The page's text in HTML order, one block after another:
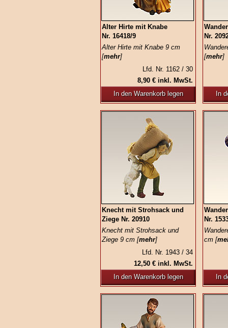
Alter Hirte mit Knabe
Nr. 16418/9
Alter Hirte mit Knabe 9 cm
[mehr]
Lfd. Nr. 1162 / 30
8,90 € inkl. MwSt.
In den Warenkorb legen
Nr.
[mehr]
In
Knecht mit Strohsack und
Ziege Nr. 20910
Knecht mit Strohsack und
Ziege 9 cm [mehr]
Lfd. Nr. 1943 / 34
12,50 € inkl. MwSt.
In den Warenkorb legen
Nr.
cm [
In